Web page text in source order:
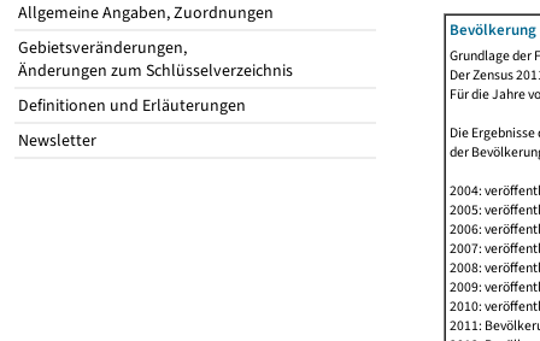
Allgemeine Angaben, Zuordnungen
Gebietsveränderungen,
Änderungen zum Schlüsselverzeichnis
Definitionen und Erläuterungen
Newsletter
Grundlage der
Der Zensus
Für die Jahre
Die
der
2004:
2005:
2006:
2007:
2008:
2009:
2010:
2011: